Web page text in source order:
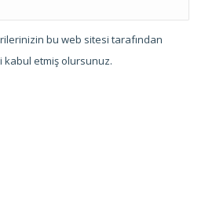
bu web sitesi tarafından
kabul etmiş olursunuz.